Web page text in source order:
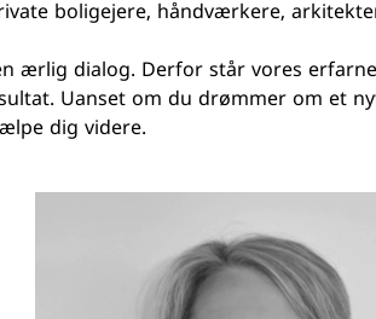
boligejere, håndværkere,
ærlig dialog. Derfor står vores
Uanset om du drømmer om et
dig videre.